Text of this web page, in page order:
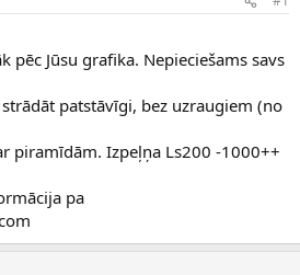
pēc Jūsu grafika. Nepieciešams savs
patstāvīgi, bez uzraugiem (no
piramīdām. Izpeļņa Ls200 -1000++
pa